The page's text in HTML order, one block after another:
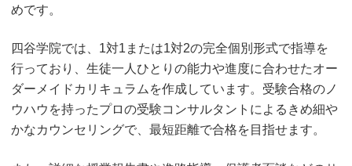
めです。
四谷学院では、1対1または1対2の完全個別形式で指導を
行っており、生徒一人ひとりの能力や進度に合わせたオー
ダーメイドカリキュラムを作成しています。受験合格のノ
ウハウを持ったプロの受験コンサルタントによるきめ細や
かなカウンセリングで、最短距離で合格を目指せます。